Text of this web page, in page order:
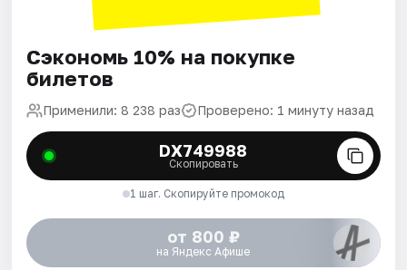
Сэкономь 10% на покупке
билетов
Применили: 8 238 раз Проверено: 1 минуту назад
DX749988
Скопировать
1 шаг. Скопируйте промокод
от 800 ₽
на Яндекс Афише